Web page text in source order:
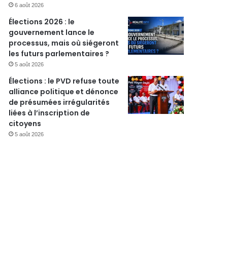
6 août 2026
Élections 2026 : le
gouvernement lance le
processus, mais où siégeront
les futurs parlementaires ?
5 août 2026
Élections : le PVD refuse toute
alliance politique et dénonce
de présumées irrégularités
liées à l’inscription de
citoyens
5 août 2026